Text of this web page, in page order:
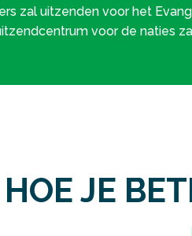
zal uitzenden voor het
voor de naties
HOE JE